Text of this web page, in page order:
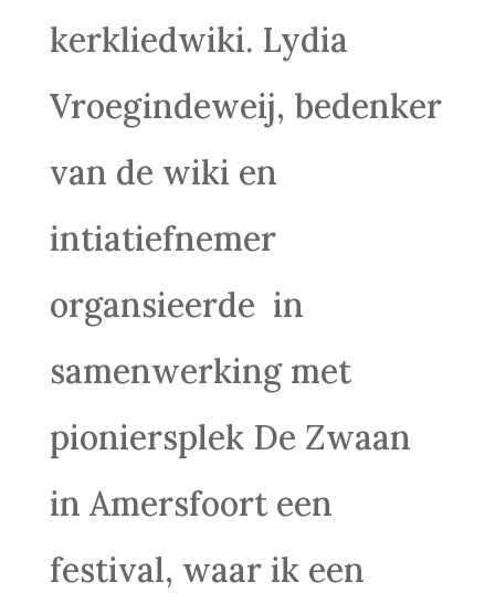
kerkliedwiki. Lydia
Vroegindeweij, bedenker
van de wiki en
intiatiefnemer
organsieerde in
samenwerking met
pioniersplek De Zwaan
in Amersfoort een
festival, waar ik een